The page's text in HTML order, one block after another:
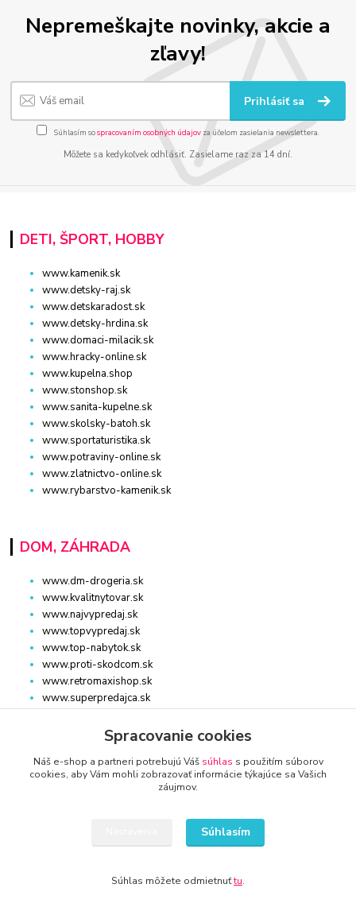
Nepremeškajte novinky, akcie a
zľavy!
Prihlásiť sa
Súhlasím sospracovaním osobných údajov za účelom zasielania newslettera.
Môžete sa kedykoľvek odhlásiť. Zasielame raz za 14 dní.
DETI, ŠPORT, HOBBY
www.kamenik.sk
www.detsky-raj.sk
www.detskaradost.sk
www.detsky-hrdina.sk
www.domaci-milacik.sk
www.hracky-online.sk
www.kupelna.shop
www.stonshop.sk
www.sanita-kupelne.sk
www.skolsky-batoh.sk
www.sportaturistika.sk
www.potraviny-online.sk
www.zlatnictvo-online.sk
www.rybarstvo-kamenik.sk
DOM, ZÁHRADA
www.dm-drogeria.sk
www.kvalitnytovar.sk
www.najvypredaj.sk
www.topvypredaj.sk
www.top-nabytok.sk
www.proti-skodcom.sk
www.retromaxishop.sk
www.superpredajca.sk
www.osvetlenie-svietidla.eu
www.uni-kozmetika.sk
www.zahradnicek.sk
STROJE, ZARIADENIE
Spracovanie cookies
Náš e-shop a partneri potrebujú Váš súhlas s použitím súborov
cookies, aby Vám mohli zobrazovať informácie týkajúce sa Vašich
záujmov.
Súhlasím
Súhlas môžete odmietnuťtu.